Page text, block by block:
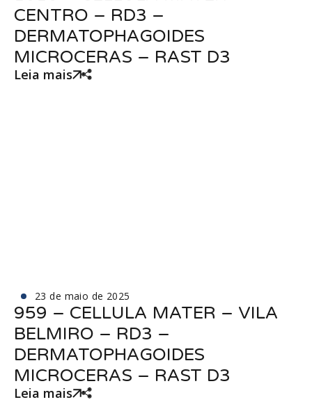
CENTRO – RD3 –
DERMATOPHAGOIDES
MICROCERAS – RAST D3
Leia mais
23 de maio de 2025
959 – CELLULA MATER – VILA
BELMIRO – RD3 –
DERMATOPHAGOIDES
MICROCERAS – RAST D3
Leia mais